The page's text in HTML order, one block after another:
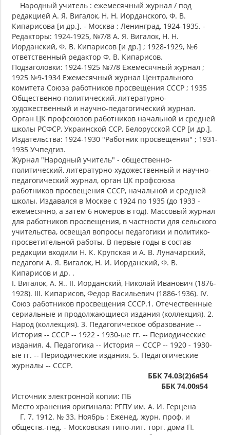
Народный учитель : ежемесячный журнал / под
редакцией А. Я. Вигалок, Н. Н. Иорданского, Ф. В.
Кипарисова [и др.]. - Москва ; Ленинград, 1924-1935. -
Редакторы: 1924-1925, №7/8 А. Я. Вигалок, Н. Н.
Иорданский, Ф. В. Кипарисов [и др.] ; 1928-1929, №6
ответственный редактор Ф. В. Кипарисов.
Подзаголовки: 1924-1925 №7/8 Ежемесячный журнал ;
1925 №9-1934 Ежемесячный журнал Центрального
комитета Союза работников просвещения СССР ; 1935
Общественно-политический, литературно-
художественный и научно-педагогический журнал.
Орган ЦК профсоюзов работников начальной и средней
школы РСФСР, Украинской ССР, Белорусской ССР [и др.].
Издательства: 1924-1930 "Работник просвещения" ; 1931-
1935 Учпедгиз.
Журнал "Народный учитель" - общественно-
политический, литературно-художественный и научно-
педагогический журнал, орган ЦК профсоюза
работников просвещения СССР, начальной и средней
школы. Издавался в Москве с 1924 по 1935 (до 1933 -
ежемесячно, а затем 6 номеров в год). Массовый журнал
для работников просвещения, в частности для сельского
учительства, освещал вопросы педагогики и политико-
просветительной работы. В первые годы в состав
редакции входили Н. К. Крупская и А. В. Луначарский,
педагоги А. Я. Вигалок, Н. И. Иорданский, Ф. В.
Кипарисов и др. .
I. Вигалок, А. Я.. II. Иорданский, Николай Иванович (1876-
1928). III. Кипарисов, Федор Васильевич (1886-1936). IV.
Союз работников просвещения СССР.1. Отечественные
сериальные и продолжающиеся издания (коллекция). 2.
Народ (коллекция). 3. Педагогическое образование --
История -- СССР -- 1922 - 1930-ые гг. -- Периодические
издания. 4. Педагогика -- История -- СССР -- 1920 - 1930-
ые гг. -- Периодические издания. 5. Педагогические
журналы -- СССР.
ББК 74.03(2)6я54
ББК 74.00я54
Источник электронной копии: ПБ
Место хранения оригинала: РГПУ им. А. И. Герцена
Г. 7. 1912. № 33. Ноябрь : Еженед. журн. проф. и
обществ.-пед. - Московская типо-лит. торг. дома П.